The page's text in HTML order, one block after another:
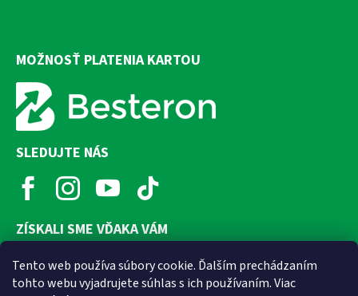
Tento web používa súbory cookie. Ďalším prechádzaním
tohto webu vyjadrujete súhlas s ich používaním. Viac
MOŽNOSŤ PLATENIA KARTOU
SLEDUJTE NÁS
ZÍSKALI SME VĎAKA VÁM